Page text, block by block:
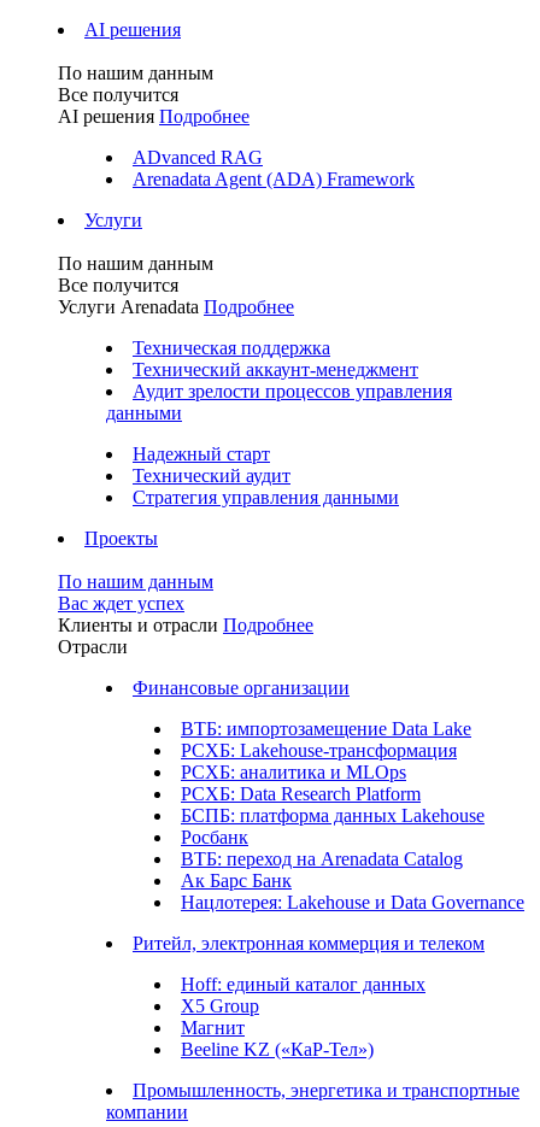
AI решения
По нашим данным
Все получится
AI решения Подробнее
ADvanced RAG
Arenadata Agent (ADA) Framework
Услуги
По нашим данным
Все получится
Услуги Arenadata Подробнее
Техническая поддержка
Технический аккаунт-менеджмент
Аудит зрелости процессов управления
данными
Надежный старт
Технический аудит
Стратегия управления данными
Проекты
По нашим данным
Вас ждет успех
Клиенты и отрасли Подробнее
Отрасли
Финансовые организации
ВТБ: импортозамещение Data Lake
РСХБ: Lakehouse-трансформация
РСХБ: аналитика и MLOps
РСХБ: Data Research Platform
БСПБ: платформа данных Lakehouse
Росбанк
ВТБ: переход на Arenadata Catalog
Ак Барс Банк
Нацлотерея: Lakehouse и Data Governance
Ритейл, электронная коммерция и телеком
Hoff: единый каталог данных
X5 Group
Магнит
Beeline KZ («КаР-Тел»)
Промышленность, энергетика и транспортные
компании